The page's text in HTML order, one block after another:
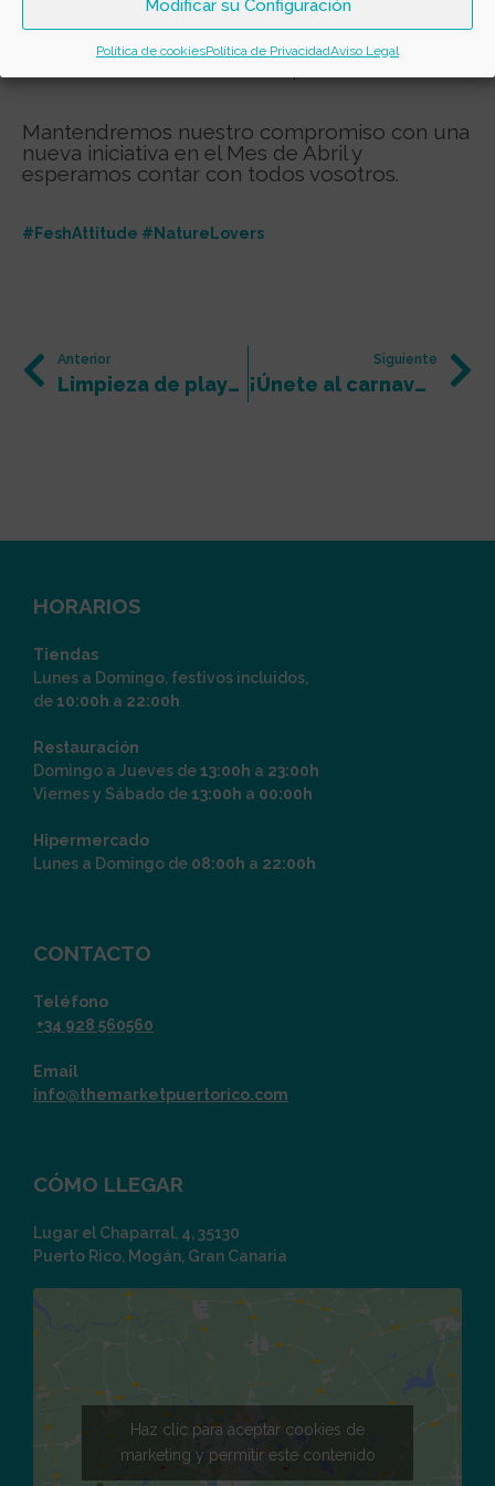
Modificar su Configuración
Política de cookiesPolítica de PrivacidadAviso Legal
todas las personas que se han sumado a esta iniciativa para,
poco a poco, conseguir un mundo libre de basura en la
naturaleza en general y particularmente en nuestros océanos.
Mantendremos nuestro compromiso con una
nueva iniciativa en el Mes de Abril y
esperamos contar con todos vosotros.
#FeshAttitude #NatureLovers
Anterior
Limpieza de playa en Puerto Rico
Siguiente
¡Únete al carnaval más Fresh!
HORARIOS
Tiendas
Lunes a Domingo, festivos incluidos,
de10:00h a 22:00h
Restauración
Domingo a Jueves de13:00h a 23:00h
Viernes y Sábado de13:00h a 00:00h
Hipermercado
Lunes a Domingo de 08:00h a 22:00h
CONTACTO
Teléfono
+34 928 560560
Email
info@themarketpuertorico.com
CÓMO LLEGAR
Lugar el Chaparral, 4, 35130
Puerto Rico, Mogán, Gran Canaria
Haz clic para aceptar cookies de
marketing y permitir este contenido